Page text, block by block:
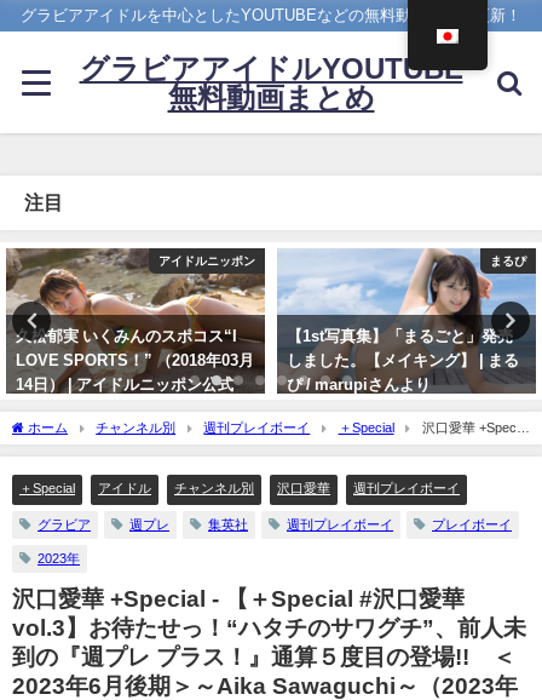
グラビアアイドルを中心としたYOUTUBEなどの無料動画を日々更新！
グラビアアイドルYOUTUBE
無料動画まとめ
注目
まるぴ
【1st写真集】「まるごと」発売
しました。【メイキング】 | まる
ぴ / marupiさんより
メイキング
菊地姫奈 - 【2023/12/18発売！週
プレNo.1・2付録DVDチラ見せ
♪】『グラジャパ！』ならDVDが
視聴できる♪ #菊地姫奈 Hina
Kikuchi（2023年12月15日） | 週
プレChannel【集英社 週刊プレイ
ボーイ公式】さんより
ホーム チャンネル別 週刊プレイボーイ ＋Special
沢口愛華 +Special
- 【＋Special #沢口愛華 vol.3】お待たせっ！“ハタチのサワグチ”、前人未到の『週プレ
30日） | 週プレChannel【集英社 週刊プレイボーイ公式】さんより
＋Special アイドル チャンネル別 沢口愛華 週刊プレイボーイ
グラビア 週プレ 集英社 週刊プレイボーイ プレイボーイ
2023年
沢口愛華 +Special - 【＋Special #沢口愛華
vol.3】お待たせっ！“ハタチのサワグチ”、前人未
到の『週プレ プラス！』通算５度目の登場!! ＜
2023年6月後期＞～Aika Sawaguchi～（2023年